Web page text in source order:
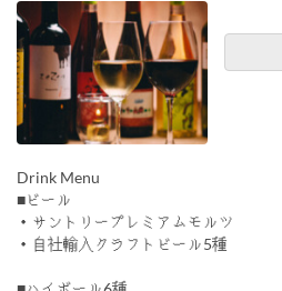
Drink Menu
■ビール
・サントリープレミアムモルツ
・自社輸入クラフトビール5種